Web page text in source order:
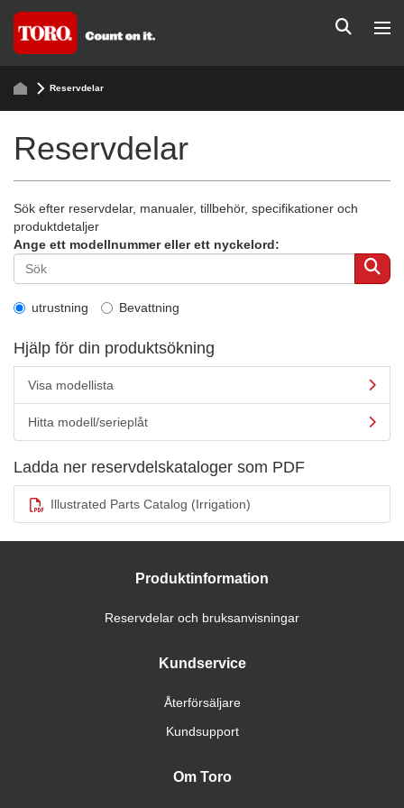
Reservdelar
Reservdelar
Sök efter reservdelar, manualer, tillbehör, specifikationer och
produktdetaljer
Ange ett modellnummer eller ett nyckelord:
utrustning Bevattning
Hjälp för din produktsökning
Visa modellista
Hitta modell/serieplåt
Ladda ner reservdelskataloger som PDF
Illustrated Parts Catalog (Irrigation)
Produktinformation
Reservdelar och bruksanvisningar
Kundservice
Återförsäljare
Kundsupport
Om Toro